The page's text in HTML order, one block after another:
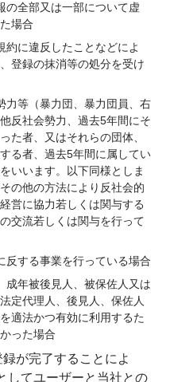
の全部又は一部について虚
場合
約に違反したことなどによ
登録の抹消等の処分を受け
力等（暴力団、暴力団員、右
反社会勢力、過去5年間にそ
た者、又はそれらの団体、
る者、過去5年間に属してい
いいます。以下同様としま
の他の方法により反社会的
営に協力若しくは関与する
交流若しくは関与を行って
反する事業を行っている場合
成年被後見人、被保佐人又は
定代理人、後見人、保佐人
適法かつ有効に利用するた
った場合
が完了することによ
してユーザーと当社との